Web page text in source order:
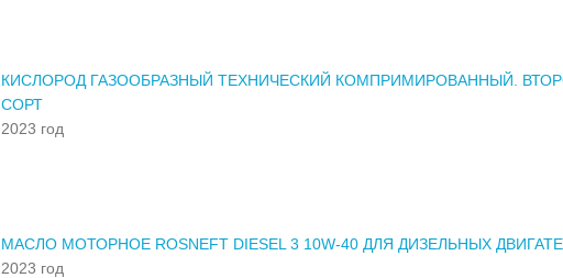
КИСЛОРОД ГАЗООБРАЗНЫЙ ТЕХНИЧЕСКИЙ КОМПРИМИРОВАННЫЙ.
СОРТ
2023 год
МАСЛО МОТОРНОЕ ROSNEFT DIESEL 3 10W-40 ДЛЯ ДИЗЕЛЬНЫХ
2023 год